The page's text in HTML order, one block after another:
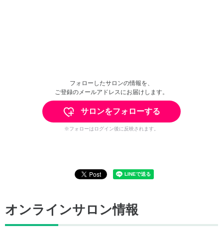
フォローしたサロンの情報を、
ご登録のメールアドレスにお届けします。
サロンをフォローする
※フォローはログイン後に反映されます。
オンラインサロン情報